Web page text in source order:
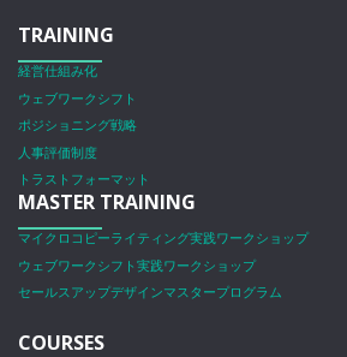
TRAINING
経営仕組み化
ウェブワークシフト
ポジショニング戦略
人事評価制度
トラストフォーマット
MASTER TRAINING
マイクロコピーライティング実践ワークショップ
ウェブワークシフト実践ワークショップ
セールスアップデザインマスタープログラム
COURSES